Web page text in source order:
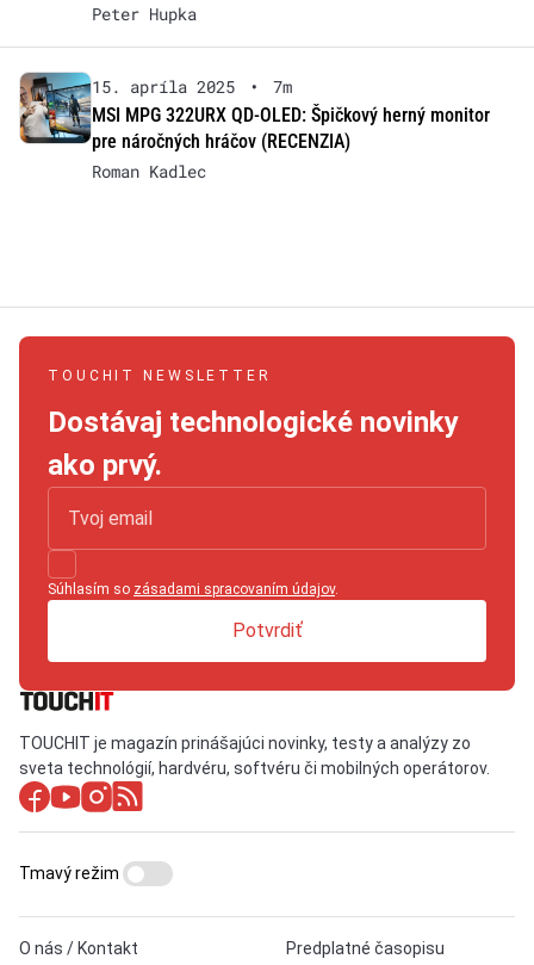
Peter Hupka
15. apríla 2025 •
7m
MSI MPG 322URX QD-OLED: Špičkový herný monitor
pre náročných hráčov (RECENZIA)
Roman Kadlec
TOUCHIT NEWSLETTER
Dostávaj technologické novinky
ako prvý.
Súhlasím so zásadami spracovaním údajov.
Potvrdiť
TOUCHIT je magazín prinášajúci novinky, testy a analýzy zo
sveta technológií, hardvéru, softvéru či mobilných operátorov.
O nás / Kontakt
Predplatné časopisu
Tmavý režim